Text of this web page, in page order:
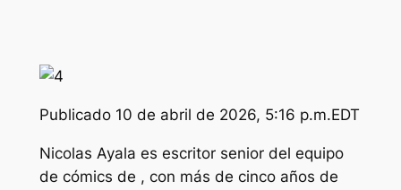
Publicado10 de abril de 2026, 5:16 p.m.EDT
Nicolas Ayala es escritor senior del equipo
de cómics de , con más de cinco años de